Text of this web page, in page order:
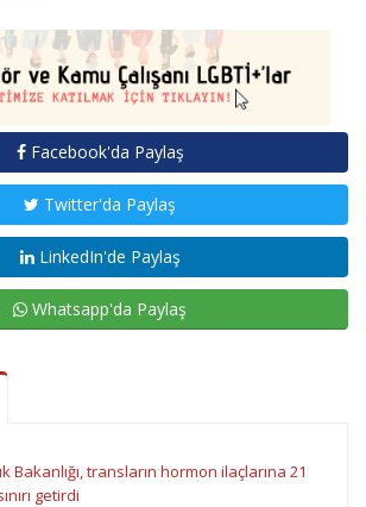
Facebook'da Paylaş
Twitter'da Paylaş
LinkedIn'de Paylaş
Whatsapp'da Paylaş
Bakanlığı, transların hormon ilaçlarına 21
getirdi